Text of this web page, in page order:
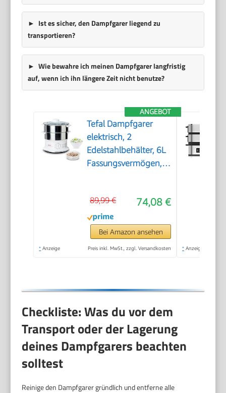
Ist es sicher, den Dampfgarer liegend zu
transportieren?
Wie bewahre ich meinen Dampfgarer langfristig
auf, wenn ich ihn längere Zeit nicht benutze?
ANGEBOT
Tefal Dampfgarer
elektrisch, 2
Edelstahlbehälter, 6L
Fassungsvermögen,
Timer und
automatische
Abschaltung, 900W,
weiß, VC1451
74,08 €
89,99 €
Bei Amazon ansehen
* Anzeige Preis inkl. MwSt., zzgl. Versandkosten * Anzeige
Checkliste: Was du vor dem
Transport oder der Lagerung
deines Dampfgarers beachten
solltest
Reinige den Dampfgarer gründlich und entferne alle